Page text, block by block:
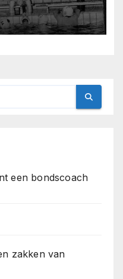
een bondscoach
zakken van